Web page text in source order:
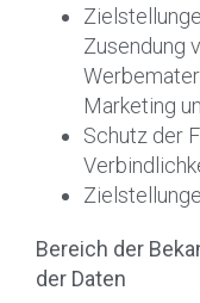
Zusendung
Marketing
Schutz der
Bereich der
der Daten